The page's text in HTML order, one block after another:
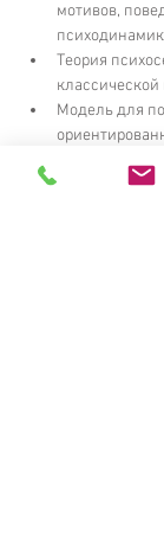
мотивов,
Теория
Модель для
Области